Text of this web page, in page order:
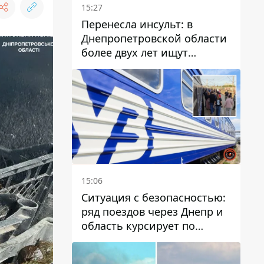
15:27
Перенесла инсульт: в
Днепропетровской области
более двух лет ищут
пропавшую женщину
15:06
Ситуация с безопасностью:
ряд поездов через Днепр и
область курсирует по
измененному маршруту, а
часть пути заменили